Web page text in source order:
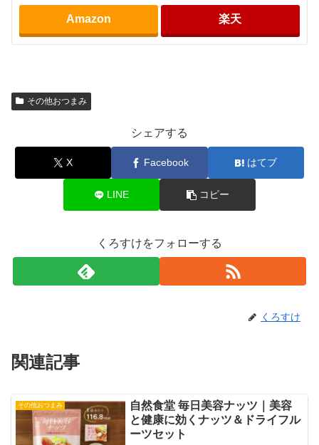
Amazon 楽天
その他おつまみ
シェアする
X Facebook はてブ
LINE コピー
くろすけをフォローする
くろすけ
関連記事
その他おつまみ
自然食堂 毎日美容ナッツ｜美容
と健康に効くナッツ＆ドライフル
ーツセット